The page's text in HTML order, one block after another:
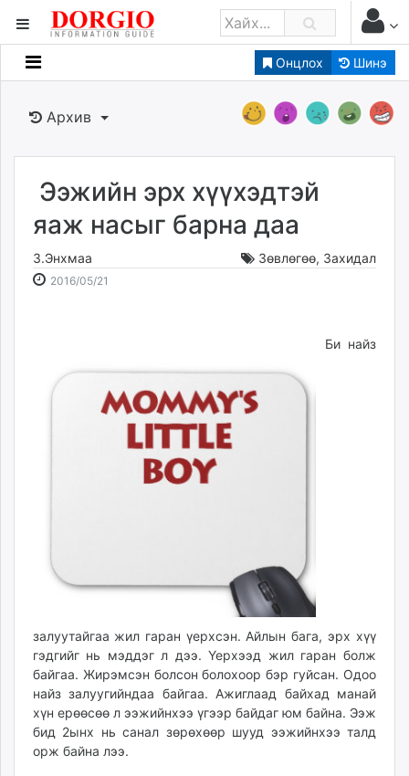
Онцлох Шинэ
Мэдээллийн
Банк санхүү
Бизнес ААН
Төрийн
dorgio.mn
Gogo.mn
Baabar.mn
eagle.mn
ergelt.mn
zuv.mn
mminfo.mn
ugluu.mn
urlag.mn
unen.mn
Архив
Ээжийн эрх хүүхэдтэй
яаж насыг барна даа
З.Энхмаа Зөвлөгөө, Захидал
2016/05/21
Би найз
залуутайгаа жил гаран үерхсэн. Айлын бага, эрх хүү
гэдгийг нь мэддэг л дээ. Үерхээд жил гаран болж
байгаа. Жирэмсэн болсон болохоор бэр гуйсан. Одоо
найз залуугийндаа байгаа. Ажиглаад байхад манай
хүн ерөөсөө л ээжийнхээ үгээр байдаг юм байна. Ээж
бид 2ынх нь санал зөрөхөөр шууд ээжийнхээ талд
орж байна лээ.